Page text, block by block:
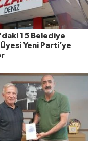
15 Belediye
Yeni Parti’ye